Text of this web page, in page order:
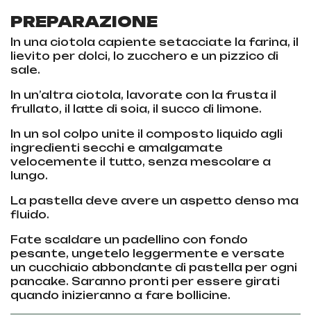
PREPARAZIONE
In una ciotola capiente setacciate la farina, il
lievito per dolci, lo zucchero e un pizzico di
sale.
In un’altra ciotola, lavorate con la frusta il
frullato, il latte di soia, il succo di limone.
In un sol colpo unite il composto liquido agli
ingredienti secchi e amalgamate
velocemente il tutto, senza mescolare a
lungo.
La pastella deve avere un aspetto denso ma
fluido.
Fate scaldare un padellino con fondo
pesante, ungetelo leggermente e versate
un cucchiaio abbondante di pastella per ogni
pancake. Saranno pronti per essere girati
quando inizieranno a fare bollicine.